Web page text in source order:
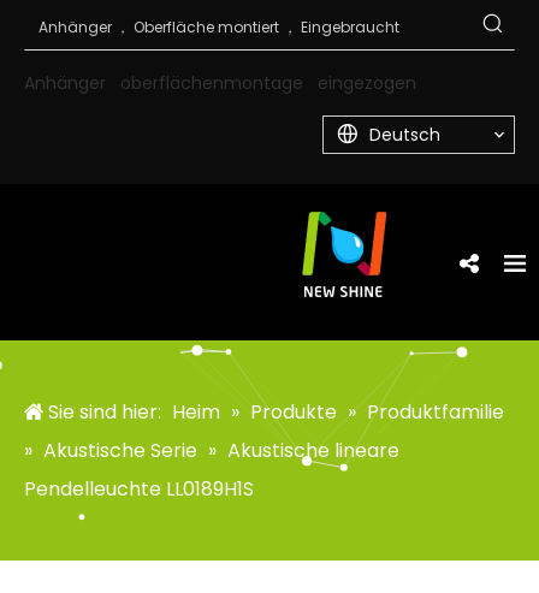
Anhänger oberflächenmontage eingezogen
Deutsch
Sie sind hier: Heim » Produkte » Produktfamilie
» Akustische Serie » Akustische lineare
Pendelleuchte LL0189H1S